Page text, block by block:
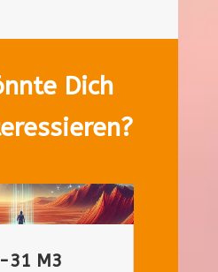
Dich
31 M3